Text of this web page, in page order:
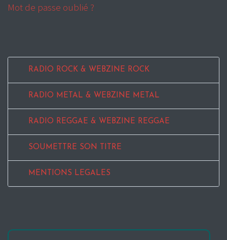
Mot de passe oublié ?
RADIO ROCK & WEBZINE ROCK
RADIO METAL & WEBZINE METAL
RADIO REGGAE & WEBZINE REGGAE
SOUMETTRE SON TITRE
MENTIONS LEGALES